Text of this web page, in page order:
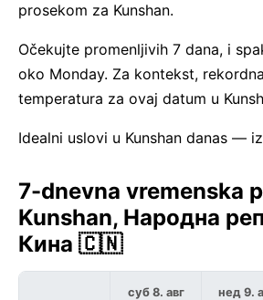
prosekom za Kunshan.
Očekujte promenljivih 7 dana, i
oko Monday. Za kontekst,
temperatura za ovaj datum u
Idealni uslovi u Kunshan danas —
7-dnevna vremenska
Kunshan, Народна
Кина 🇨🇳
суб 8. авг нед 9.